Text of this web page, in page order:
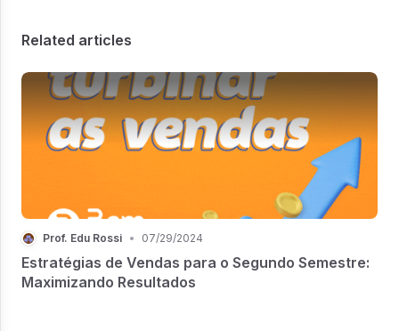
Related articles
Prof. Edu Rossi • 07/29/2024
Estratégias de Vendas para o Segundo Semestre:
Maximizando Resultados